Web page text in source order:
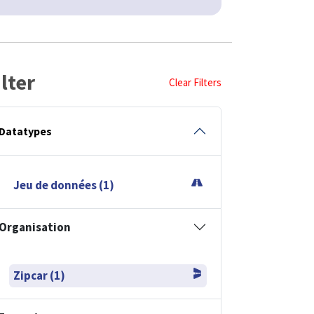
Clear Filters
Jeu de données (1)
Zipcar (1)